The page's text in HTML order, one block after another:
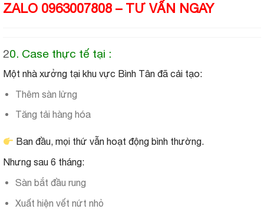
ZALO 0963007808 – TƯ VẤN NGAY
20. Case thực tế tại :
Một nhà xưởng tại khu vực Bình Tân đã cải tạo:
Thêm sàn lửng
Tăng tải hàng hóa
Ban đầu, mọi thứ vẫn hoạt động bình thường.
Nhưng sau 6 tháng:
Sàn bắt đầu rung
Xuất hiện vết nứt nhỏ